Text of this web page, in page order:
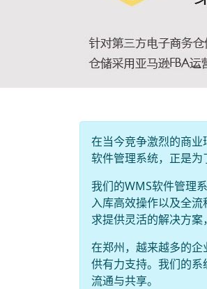
在当今竞争激烈的商
软件管理系统，正是为
我们的WMS软件管理
入库高效操作以及全
求提供灵活的解决方案
在郑州，越来越多的
供有力支持。我们的
流通与共享。